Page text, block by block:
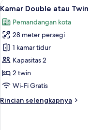
Superior
Lihat
semua
foto
untuk
Kamar
Double
atau
Twin
3
Kamar Double atau Twin
Pemandangan kota
28 meter persegi
1 kamar tidur
Kapasitas 2
2 twin
Wi-Fi Gratis
Rincian selengkapnya
Rincian